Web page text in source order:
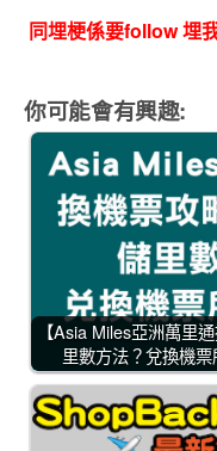
同埋梗係要follow 埋
你可能會有興趣:
【Asia Miles亞洲萬里
里數方法？兌換機